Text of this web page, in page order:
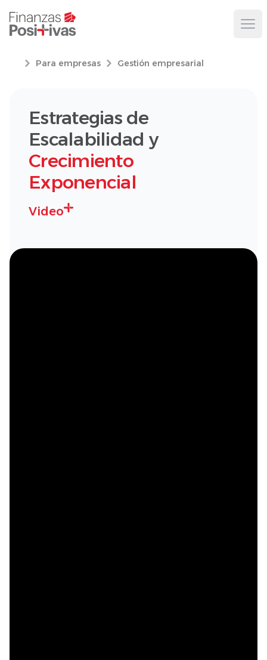
Para empresas Gestión empresarial
Estrategias de
Escalabilidad y
Crecimiento
Exponencial
Video